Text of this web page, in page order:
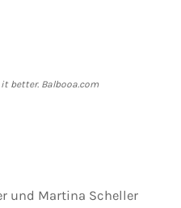
better. Balbooa.com
und Martina Scheller